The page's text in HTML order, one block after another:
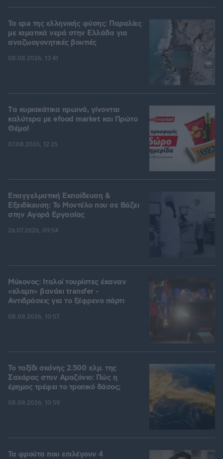
Τα spa της ελληνικής φύσης: Παραλίες
με ιαματικά νερά στην Ελλάδα για
αναζωογονητικές βουτιές
08.08.2026, 13:41
Tα κυριακάτικα πρωινά, γίνονται
καλύτερα με efood market και Πρώτο
Θέμα!
07.08.2026, 12:25
Επαγγελματική Εκπαίδευση &
Εξειδίκευση: Το Mοντέλο που σε Bάζει
στην Aγορά Eργασίας
26.07.2026, 09:54
Μύκονος: Ιταλοί τουρίστες έκαναν
«κλαμπ» βανάκι transfer -
Αντιδράσεις για το ξέφρενο πάρτι
08.08.2026, 10:57
Το ταξίδι σκόνης 2.500 χλμ. της
Σαχάρας στον Αμαζόνιο: Πώς η
έρημος τρέφει το τροπικό δάσος;
08.08.2026, 10:59
Τα φρούτα που επιλέγουν 4